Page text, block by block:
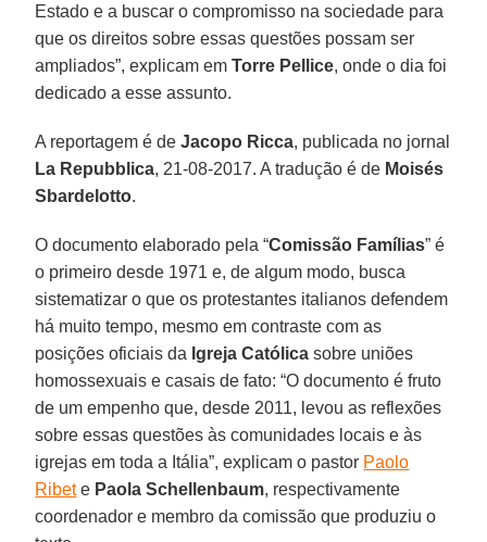
Estado e a buscar o compromisso na sociedade para
que os direitos sobre essas questões possam ser
ampliados”, explicam emTorre Pellice, onde o dia foi
dedicado a esse assunto.
A reportagem é deJacopo Ricca, publicada no jornal
La Repubblica, 21-08-2017. A tradução é de Moisés
Sbardelotto.
O documento elaborado pela “Comissão Famílias” é
o primeiro desde 1971 e, de algum modo, busca
sistematizar o que os protestantes italianos defendem
há muito tempo, mesmo em contraste com as
posições oficiais da Igreja Católica sobre uniões
homossexuais e casais de fato: “O documento é fruto
de um empenho que, desde 2011, levou as reflexões
sobre essas questões às comunidades locais e às
igrejas em toda a Itália”, explicam o pastor Paolo
Ribete Paola Schellenbaum, respectivamente
coordenador e membro da comissão que produziu o